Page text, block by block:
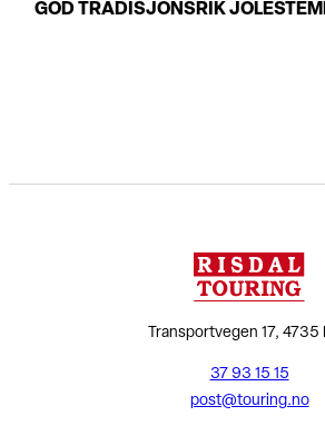
GOD TRADISJONSRIK
Transportvegen 17, 4735
37 93 15 15
post@touring.no